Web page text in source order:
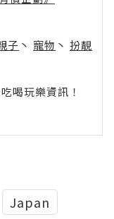
子 丶 寵物 丶 扮靚
喝玩樂資訊！
Japan